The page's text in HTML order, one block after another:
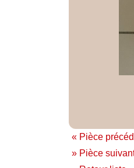
« Pièce
» Pièce